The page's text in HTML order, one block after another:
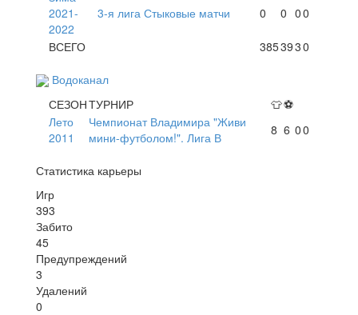
2021-
2022
3-я лига Стыковые матчи 0 0 00
ВСЕГО 3853930
Водоканал
СЕЗОНТУРНИР 👕⚽
Лето
2011
Чемпионат Владимира "Живи
мини-футболом!". Лига В
8 6 00
Статистика карьеры
Игр
393
Забито
45
Предупреждений
3
Удалений
0